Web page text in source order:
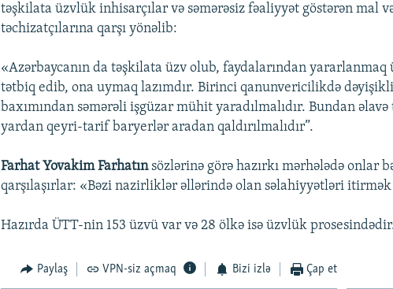
təşkilata üzvlük inhisarçılar və səmərəsiz fəaliyyət göstərən mal
təchizatçılarına qarşı yönəlib:
«Azərbaycanın da təşkilata üzv olub, faydalarından yararlanmaq
tətbiq edib, ona uymaq lazımdır. Birinci qanunvericilikdə
baxımından səmərəli işgüzar mühit yaradılmalıdır. Bundan
yardan qeyri-tarif baryerlər aradan qaldırılmalıdır”.
Farhat Yovakim Farhatınsözlərinə görə hazırkı mərhələdə onlar
qarşılaşırlar: «Bəzi nazirliklər əllərində olan səlahiyyətləri
Hazırda ÜTT-nin 153 üzvü var və 28 ölkə isə üzvlük
Paylaş VPN-siz açmaq Bizi izlə Çap et